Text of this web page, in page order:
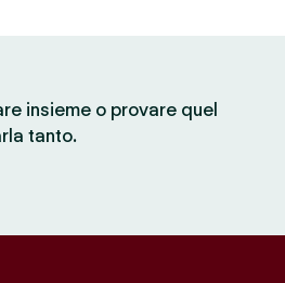
insieme o provare quel
tanto.